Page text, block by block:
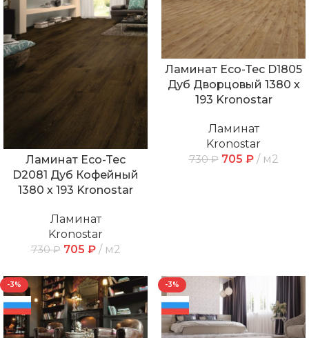
Ламинат Eco-Tec
D2081 Дуб Кофейный
1380 х 193 Kronostar
Ламинат
Kronostar
730₽ 705 ₽ м2
Ламинат Eco-Tec D1805
Дуб Дворцовый 1380 х
193 Kronostar
Ламинат
Kronostar
730₽ 705 ₽ м2
-3% -3%